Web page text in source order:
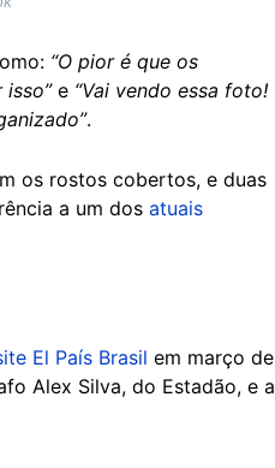
“O pior é que os
isso”e “Vai vendo essa foto!
.
os rostos cobertos, e duas
a um dos atuais
El País Brasil em março de
Alex Silva, do Estadão, e a